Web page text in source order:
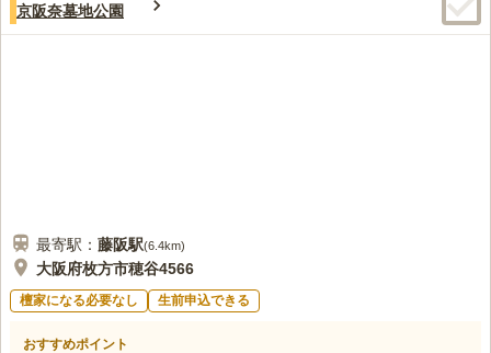
京阪奈墓地公園
最寄駅： 藤阪駅(6.4km)
大阪府枚方市穂谷4566
檀家になる必要なし 生前申込できる
おすすめポイント